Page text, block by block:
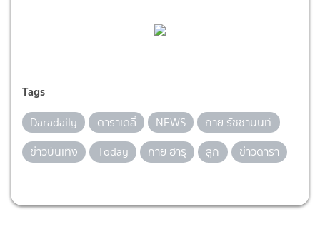
Tags
Daradaily ดาราเดลี่ NEWS
กาย รัชชานนท์
ข่าวบันเทิง
Today กาย ฮารุ ลูก ข่าวดารา